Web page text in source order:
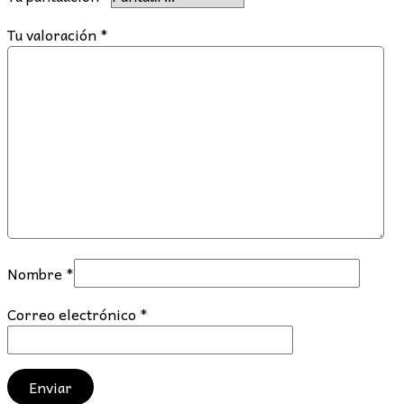
Tu valoración*
Nombre*
Correo electrónico *